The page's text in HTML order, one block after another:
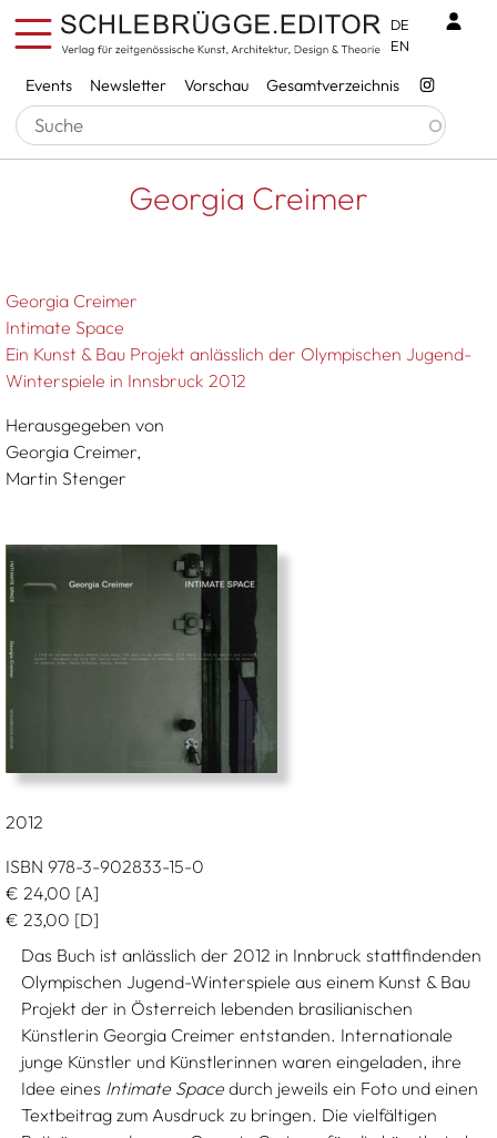
Direkt zum Inhalt
Services
Events Newsletter Vorschau Gesamtverzeichnis
DE
EN
Pfadnavigation
Startseite Georgia Creimer
Georgia Creimer
Georgia Creimer
Intimate Space
Ein Kunst & Bau Projekt anlässlich der Olympischen Jugend-
Winterspiele in Innsbruck 2012
Herausgegeben von
Georgia Creimer,
Martin Stenger
2012
ISBN 978-3-902833-15-0
€ 24,00 [A]
€ 23,00 [D]
Das Buch ist anlässlich der 2012 in Innbruck stattfindenden
Olympischen Jugend-Winterspiele aus einem Kunst & Bau
Projekt der in Österreich lebenden brasilianischen
Künstlerin Georgia Creimer entstanden. Internationale
junge Künstler und Künstlerinnen waren eingeladen, ihre
Idee eines Intimate Space durch jeweils ein Foto und einen
Textbeitrag zum Ausdruck zu bringen. Die vielfältigen